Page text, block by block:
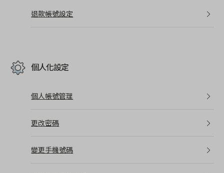
退款帳號設定
個人化設定
個人帳號管理
更改密碼
變更手機號碼